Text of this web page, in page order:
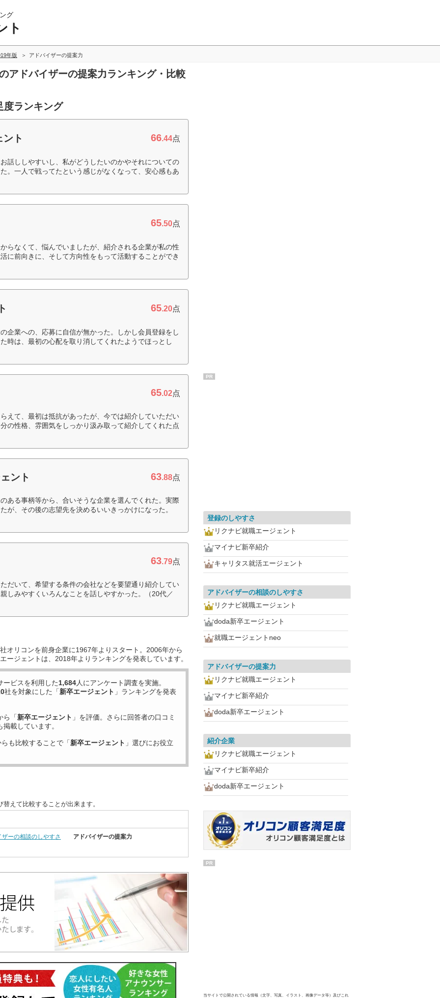
グ
ト
年版 アドバイザーの提案力
アドバイザーの提案力ランキング・比較
度ランキング
ト 66.44点
話ししやすいし、私がどうしたいのかやそれについての
。一人で戦ってたという感じがなくなって、安心感もあ
65.50点
らなくて、悩んでいましたが、紹介される企業が私の性
に前向きに、そして方向性をもって活動することができ
65.20点
企業への、応募に自信が無かった。しかし会員登録をし
時は、最初の心配を取り消してくれたようでほっとし
65.02点
えて、最初は抵抗があったが、今では紹介していただい
の性格、雰囲気をしっかり汲み取って紹介してくれた点
ント 63.88点
ある事柄等から、合いそうな企業を選んでくれた。実際
が、その後の志望先を決めるいいきっかけになった。
63.79点
だいて、希望する条件の会社などを要望通り紹介してい
しみやすくいろんなことを話しやすかった。（20代／
オリコンを前身企業に1967年よりスタート。2006年から
ージェントは、2018年よりランキングを発表しています。
ービスを利用した1,684人にアンケート調査を実施。
社を対象にした「新卒エージェント 」ランキングを発表
ら「新卒エージェント 」を評価。さらに回答者の口コミ
載しています。
も比較することで「新卒エージェント 」選びにお役立
えて比較することが出来ます。
ザーの相談のしやすさ アドバイザーの提案力
PR
登録のしやすさ
リクナビ就職エージェント
マイナビ新卒紹介
キャリタス就活エージェント
アドバイザーの相談のしやすさ
リクナビ就職エージェント
doda新卒エージェント
就職エージェントneo
アドバイザーの提案力
リクナビ就職エージェント
マイナビ新卒紹介
doda新卒エージェント
紹介企業
リクナビ就職エージェント
マイナビ新卒紹介
doda新卒エージェント
PR
当サイトで公開されている情報（文字、写真、イラスト、画像データ等）及びこれ